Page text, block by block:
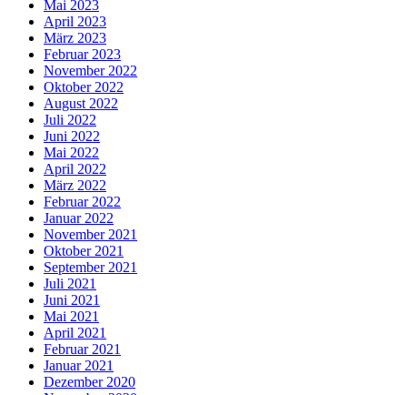
Mai 2023
April 2023
März 2023
Februar 2023
November 2022
Oktober 2022
August 2022
Juli 2022
Juni 2022
Mai 2022
April 2022
März 2022
Februar 2022
Januar 2022
November 2021
Oktober 2021
September 2021
Juli 2021
Juni 2021
Mai 2021
April 2021
Februar 2021
Januar 2021
Dezember 2020